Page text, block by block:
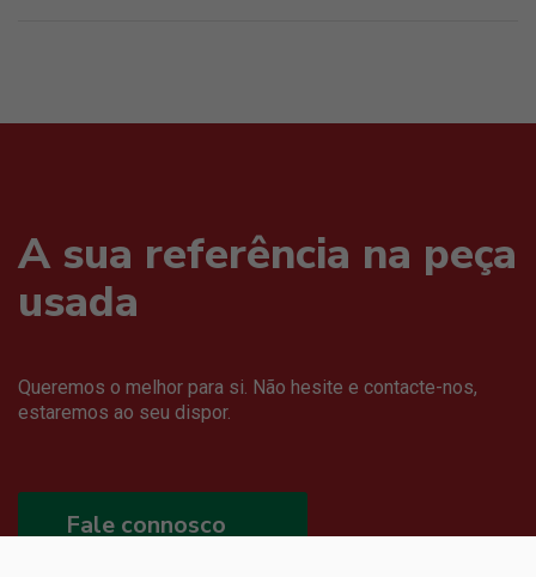
A sua referência na peça
usada
Queremos o melhor para si. Não hesite e contacte-nos,
estaremos ao seu dispor.
Fale connosco